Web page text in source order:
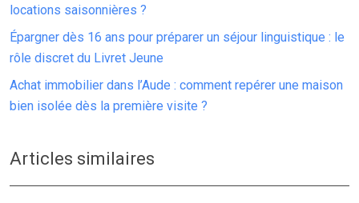
locations saisonnières ?
Épargner dès 16 ans pour préparer un séjour linguistique : le
rôle discret du Livret Jeune
Achat immobilier dans l’Aude : comment repérer une maison
bien isolée dès la première visite ?
Articles similaires